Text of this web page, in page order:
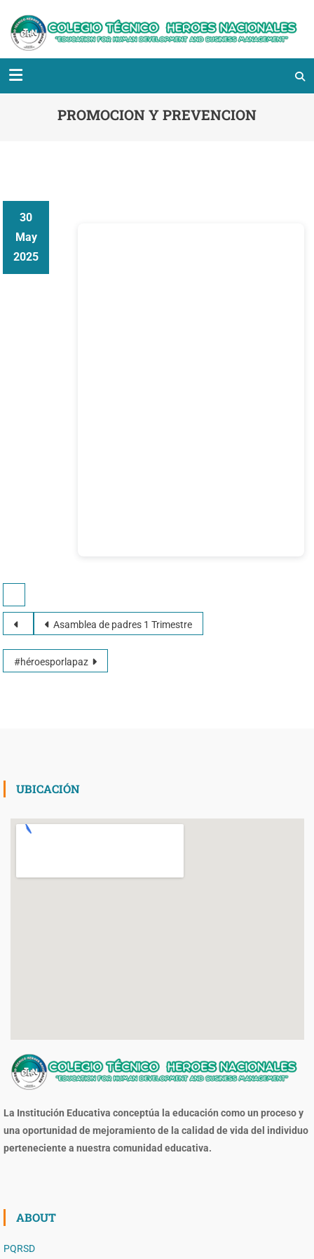
PROMOCION Y PREVENCION
30
May
2025
Asamblea de padres 1 Trimestre
#héroesporlapaz
UBICACIÓN
La Institución Educativa conceptúa la educación como un proceso y
una oportunidad de mejoramiento de la calidad de vida del individuo
perteneciente a nuestra comunidad educativa.
ABOUT
PQRSD